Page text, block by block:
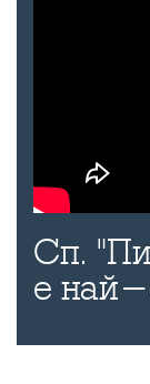
Сп.
е най-